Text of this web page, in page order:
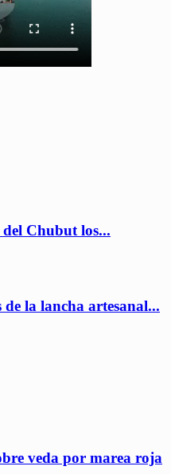
Chubut los...
la lancha artesanal...
veda por marea roja